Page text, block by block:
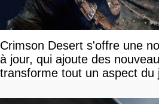
Crimson Desert s'offre une
à jour, qui ajoute des
transforme tout un aspect du